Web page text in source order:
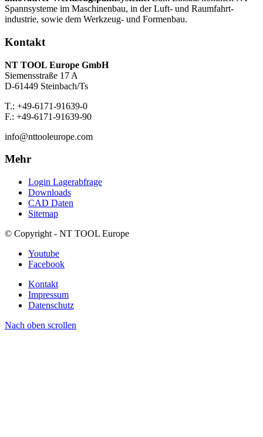
Spannsysteme im Maschinenbau, in der Luft- und Raumfahrt­
industrie, sowie dem Werkzeug- und Formenbau.
Kontakt
NT TOOL Europe GmbH
Siemensstraße 17 A
D-61449 Steinbach/Ts
T.: +49-6171-91639-0
F.: +49-6171-91639-90
info@nttooleurope.com
Mehr
Login Lagerabfrage
Downloads
CAD Daten
Sitemap
© Copyright - NT TOOL Europe
Youtube
Facebook
Kontakt
Impressum
Datenschutz
Nach oben scrollen